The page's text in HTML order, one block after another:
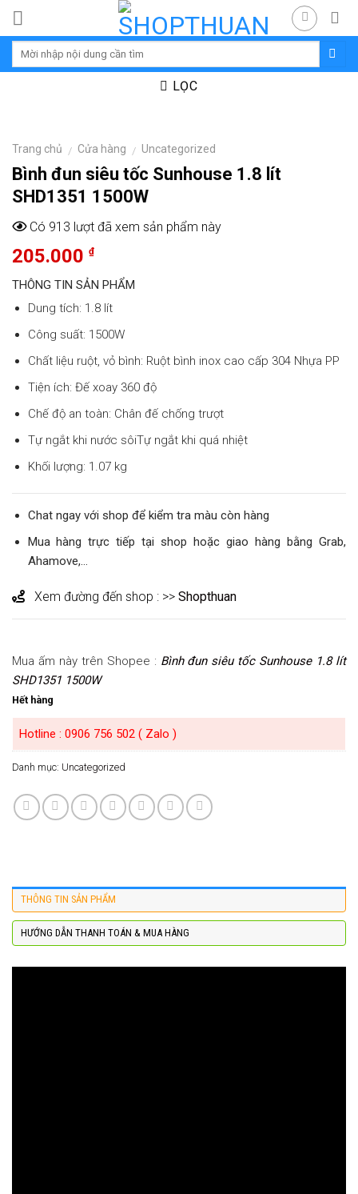
Skip
content
LỌC
Trang chủ / Cửa hàng / Uncategorized
Bình đun siêu tốc Sunhouse 1.8 lít
SHD1351 1500W
Có 913 lượt đã xem sản phẩm này
205.000 ₫
THÔNG TIN SẢN PHẨM
Dung tích: 1.8 lít
Công suất: 1500W
Chất liệu ruột, vỏ bình: Ruột bình inox cao cấp 304 Nhựa PP
Tiện ích: Đế xoay 360 độ
Chế độ an toàn: Chân đế chống trượt
Tự ngắt khi nước sôiTự ngắt khi quá nhiệt
Khối lượng: 1.07 kg
Chat ngay với shop để kiểm tra màu còn hàng
Mua hàng trực tiếp tại shop hoặc giao hàng bằng Grab,
Ahamove,…
Xem đường đến shop : >> Shopthuan
Mua ấm này trên Shopee : Bình đun siêu tốc Sunhouse 1.8 lít
SHD1351 1500W
Hết hàng
Hotline : 0906 756 502 ( Zalo )
Danh mục: Uncategorized
THÔNG TIN SẢN PHẨM
HƯỚNG DẪN THANH TOÁN & MUA HÀNG